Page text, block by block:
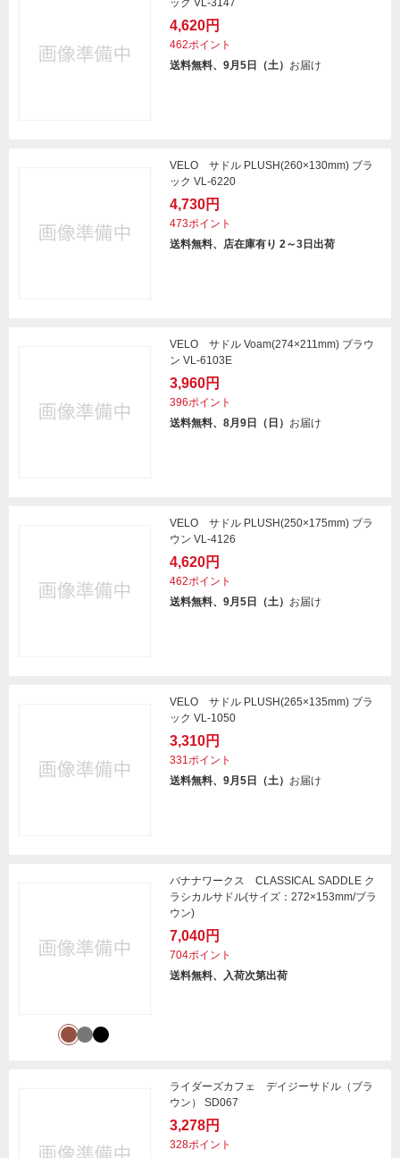
ック VL-3147
4,620円
462ポイント
送料無料、9月5日（土） お届け
VELO サドル PLUSH(260×130mm) ブラ
ック VL-6220
4,730円
473ポイント
送料無料、店在庫有り 2～3日出荷
VELO サドル Voam(274×211mm) ブラウ
ン VL-6103E
3,960円
396ポイント
送料無料、8月9日（日） お届け
VELO サドル PLUSH(250×175mm) ブラ
ウン VL-4126
4,620円
462ポイント
送料無料、9月5日（土） お届け
VELO サドル PLUSH(265×135mm) ブラ
ック VL-1050
3,310円
331ポイント
送料無料、9月5日（土） お届け
バナナワークス CLASSICAL SADDLE ク
ラシカルサドル(サイズ：272×153mm/ブラ
ウン)
7,040円
704ポイント
送料無料、入荷次第出荷
ライダーズカフェ デイジーサドル（ブラ
ウン） SD067
3,278円
328ポイント